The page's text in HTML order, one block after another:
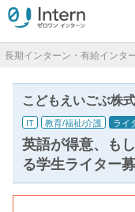
長期インターン・有給インタ
こどもえいごぶ株
IT 教育/福祉/介護 ライ
英語が得意、も
る学生ライター募